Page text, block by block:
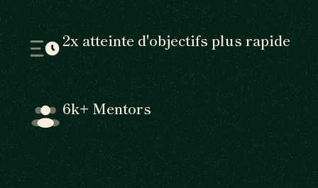
2x atteinte d'objectifs plus rapide
6k+ Mentors